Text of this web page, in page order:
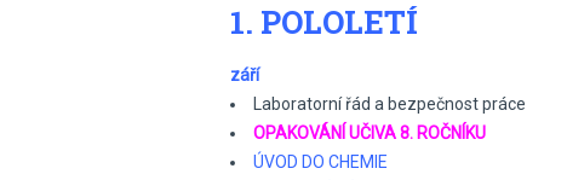
1. POLOLETÍ
září
Laboratorní řád a bezpečnost práce
OPAKOVÁNÍ UČIVA 8. ROČNÍKU
ÚVOD DO CHEMIE